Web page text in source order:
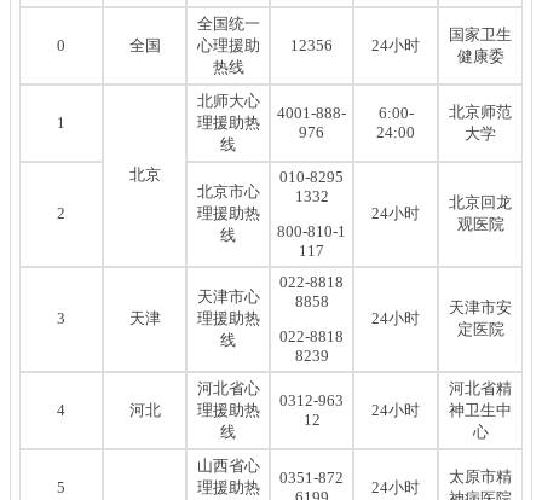
0 全国
全国统一
心理援助
热线
12356 24小时
国家卫生
健康委
1
北京
北师大心
理援助热
线
4001-888-
976
6:00-
24:00
北京师范
大学
2
北京市心
理援助热
线
010-8295
1332
800-810-1
117
24小时
北京回龙
观医院
3 天津
天津市心
理援助热
线
022-8818
8858
022-8818
8239
24小时
天津市安
定医院
4 河北
河北省心
理援助热
线
0312-963
12
24小时
河北省精
神卫生中
心
5
山西省心
理援助热
0351-872
24小时
太原市精